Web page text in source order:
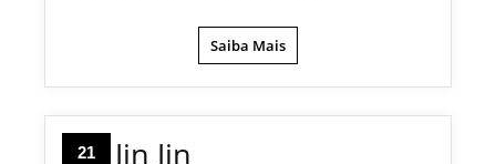
Saiba Mais
21 Jin Jin